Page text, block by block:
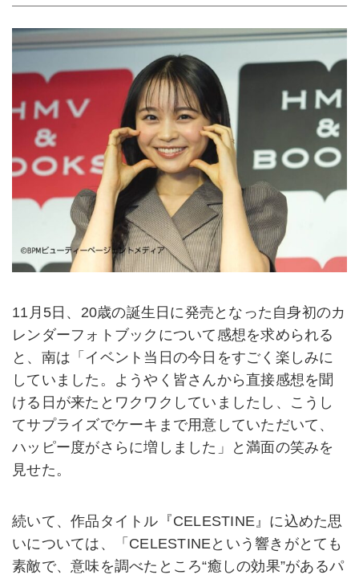
11月5日、20歳の誕生日に発売となった自身初のカ
レンダーフォトブックについて感想を求められる
と、南は「イベント当日の今日をすごく楽しみに
していました。ようやく皆さんから直接感想を聞
ける日が来たとワクワクしていましたし、こうし
てサプライズでケーキまで用意していただいて、
ハッピー度がさらに増しました」と満面の笑みを
見せた。
続いて、作品タイトル『CELESTINE』に込めた思
いについては、「CELESTINEという響きがとても
素敵で、意味を調べたところ“癒しの効果”があるパ